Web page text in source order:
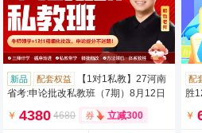
新品 配套权益
【1对1私教】27河南
省考:申论批改私教班（7期）8月12日
￥ 4380 4680 立减300
配
胜
￥